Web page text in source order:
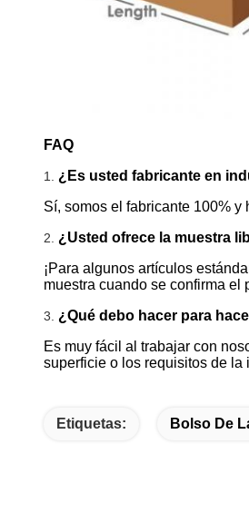
FAQ
1. ¿Es usted fabricante en
Sí, somos el fabricante 100% y
2. ¿Usted ofrece la muestra
¡Para algunos artículos
muestra cuando se confirma el
3. ¿Qué debo hacer para
Es muy fácil al trabajar con
superficie o los requisitos de la
Etiquetas: Bolso De